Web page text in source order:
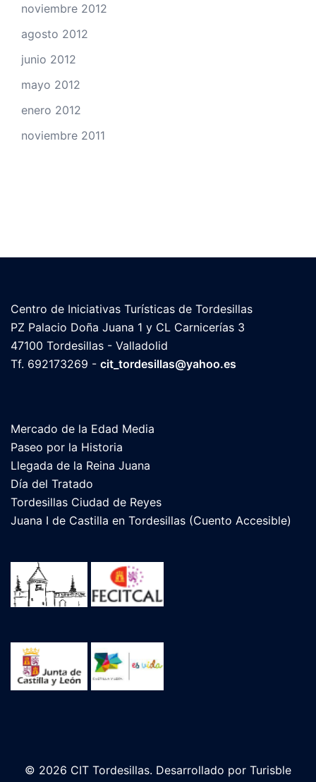
noviembre 2012
agosto 2012
junio 2012
mayo 2012
enero 2012
noviembre 2011
Centro de Iniciativas Turísticas de Tordesillas
PZ Palacio Doña Juana 1 y CL Carnicerías 3
47100 Tordesillas - Valladolid
Tf. 692173269 - cit_tordesillas@yahoo.es
Mercado de la Edad Media
Paseo por la Historia
Llegada de la Reina Juana
Día del Tratado
Tordesillas Ciudad de Reyes
Juana I de Castilla en Tordesillas (Cuento Accesible)
© 2026 CIT Tordesillas. Desarrollado por Turisble